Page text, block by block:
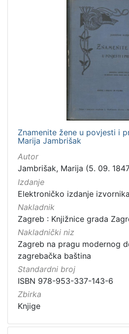
Znamenite žene u povjesti i
Marija Jambrišak
Autor
Jambrišak, Marija (5. 09.
Izdanje
Elektroničko izdanje
Nakladnik
Zagreb : Knjižnice grada
Nakladnički niz
Zagreb na pragu modernog
zagrebačka baština
Standardni broj
ISBN 978-953-337-143-6
Zbirka
Knjige